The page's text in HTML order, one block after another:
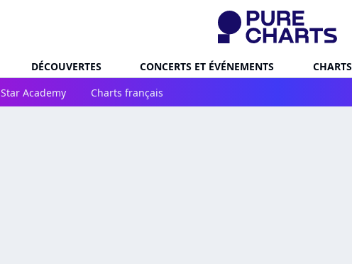
DÉCOUVERTES CONCERTS ET ÉVÉNEMENTS CHARTS
Star Academy Charts français